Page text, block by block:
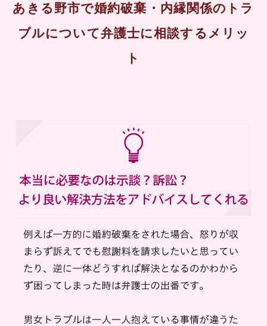
あきる野市で婚約破棄・内縁関係のトラ
ブルについて弁護士に相談するメリッ
ト